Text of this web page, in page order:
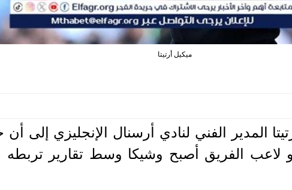
ميكيل أرتيتا
المدير الفني لنادي أرسنال الإنجليزي إلى
لاعب الفريق أصبح وشيكا وسط تقارير تربطه